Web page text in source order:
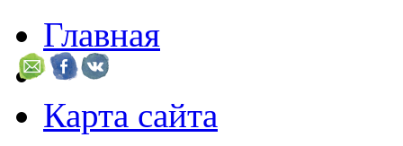
Главная
Карта сайта